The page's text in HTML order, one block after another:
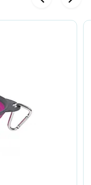
мити вручну або в